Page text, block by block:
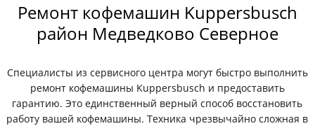
Ремонт кофемашин Kuppersbusch
район Медведково Северное
Специалисты из сервисного центра могут быстро выполнить
ремонт кофемашины Kuppersbusch и предоставить
гарантию. Это единственный верный способ восстановить
работу вашей кофемашины. Техника чрезвычайно сложная в